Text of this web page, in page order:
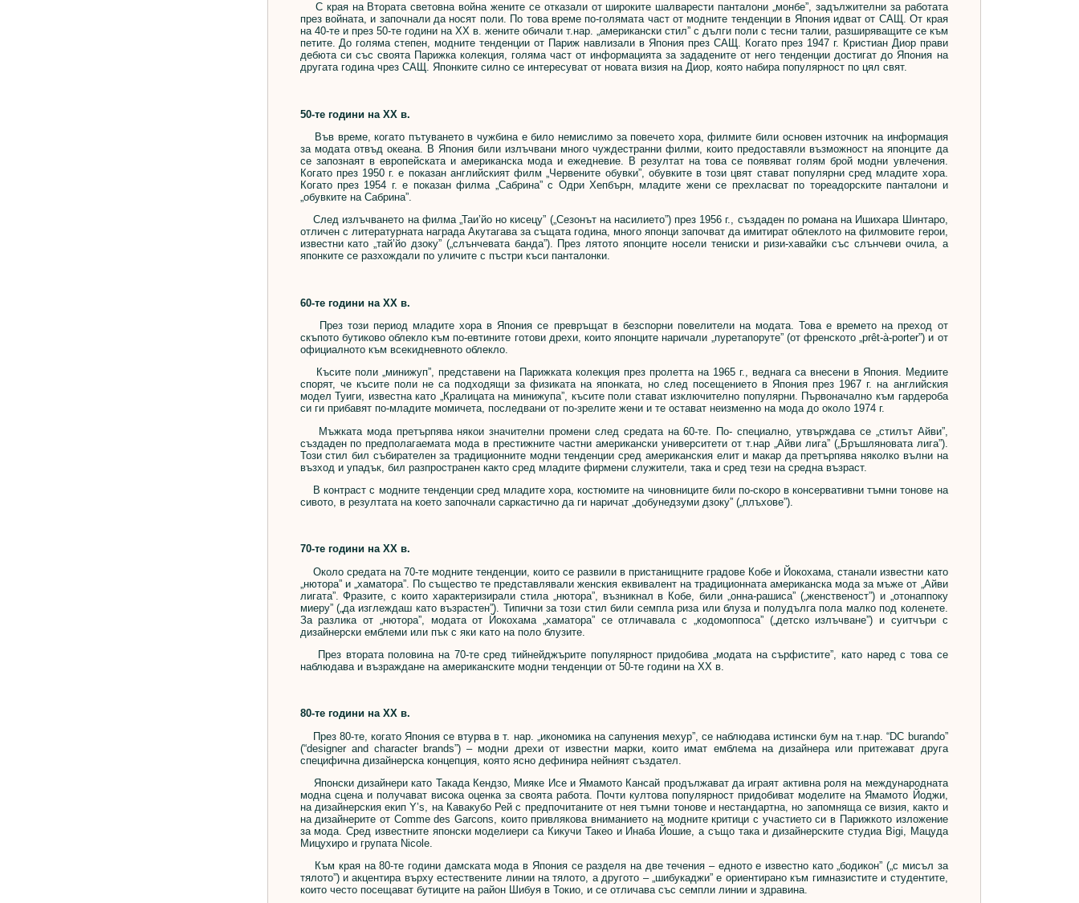
С края на Втората световна война жените се отказали от широките шалварести панталони „монбе”, задължителни за работата
през войната, и започнали да носят поли. По това време по-голямата част от модните тенденции в Япония идват от САЩ. От края
на 40-те и през 50-те години на ХХ в. жените обичали т.нар. „американски стил” с дълги поли с тесни талии, разширяващите се към
петите. До голяма степен, модните тенденции от Париж навлизали в Япония през САЩ. Когато през 1947 г. Кристиан Диор прави
дебюта си със своята Парижка колекция, голяма част от информацията за зададените от него тенденции достигат до Япония на
другата година чрез САЩ. Японките силно се интересуват от новата визия на Диор, която набира популярност по цял свят.
50-те години на ХХ в.
Във време, когато пътуването в чужбина е било немислимо за повечето хора, филмите били основен източник на информация
за модата отвъд океана. В Япония били излъчвани много чуждестранни филми, които предоставяли възможност на японците да
се запознаят в европейската и американска мода и ежедневие. В резултат на това се появяват голям брой модни увлечения.
Когато през 1950 г. е показан английският филм „Червените обувки”, обувките в този цвят стават популярни сред младите хора.
Когато през 1954 г. е показан филма „Сабрина” с Одри Хепбърн, младите жени се прехласват по тореадорските панталони и
„обувките на Сабрина”.
След излъчването на филма „Таи’йо но кисецу” („Сезонът на насилието”) през 1956 г., създаден по романа на Ишихара Шинтаро,
отличен с литературната награда Акутагава за същата година, много японци започват да имитират облеклото на филмовите герои,
известни като „тай’йо дзоку” („слънчевата банда”). През лятото японците носели тениски и ризи-хавайки със слънчеви очила, а
японките се разхождали по уличите с пъстри къси панталонки.
60-те години на ХХ в.
През този период младите хора в Япония се превръщат в безспорни повелители на модата. Това е времето на преход от
скъпото бутиково облекло към по-евтините готови дрехи, които японците наричали „пуретапоруте” (от френското „prêt-à-porter”) и от
официалното към всекидневното облекло.
Късите поли „минижуп”, представени на Парижката колекция през пролетта на 1965 г., веднага са внесени в Япония. Медиите
спорят, че късите поли не са подходящи за физиката на японката, но след посещението в Япония през 1967 г. на английския
модел Туиги, известна като „Кралицата на минижупа”, късите поли стават изключително популярни. Първоначално към гардероба
си ги прибавят по-младите момичета, последвани от по-зрелите жени и те остават неизменно на мода до около 1974 г.
Мъжката мода претърпява някои значителни промени след средата на 60-те. По- специално, утвърждава се „стилът Айви”,
създаден по предполагаемата мода в престижните частни американски университети от т.нар „Айви лига” („Бръшляновата лига”).
Този стил бил събирателен за традиционните модни тенденции сред американския елит и макар да претърпява няколко вълни на
възход и упадък, бил разпространен както сред младите фирмени служители, така и сред тези на средна възраст.
В контраст с модните тенденции сред младите хора, костюмите на чиновниците били по-скоро в консервативни тъмни тонове на
сивото, в резултата на което започнали саркастично да ги наричат „добунедзуми дзоку” („плъхове”).
70-те години на ХХ в.
Около средата на 70-те модните тенденции, които се развили в пристанищните градове Кобе и Йокохама, станали известни като
„нютора” и „хаматора”. По същество те представлявали женския еквивалент на традиционната американска мода за мъже от „Айви
лигата”. Фразите, с които характеризирали стила „нютора”, възникнал в Кобе, били „онна-рашиса” („женственост”) и „отонаппоку
миеру” („да изглеждаш като възрастен”). Типични за този стил били семпла риза или блуза и полудълга пола малко под коленете.
За разлика от „нютора”, модата от Йокохама „хаматора” се отличавала с „кодомоппоса” („детско излъчване”) и суитчъри с
дизайнерски емблеми или пък с яки като на поло блузите.
През втората половина на 70-те сред тийнейджърите популярност придобива „модата на сърфистите”, като наред с това се
наблюдава и възраждане на американските модни тенденции от 50-те години на ХХ в.
80-те години на ХХ в.
През 80-те, когато Япония се втурва в т. нар. „икономика на сапунения мехур”, се наблюдава истински бум на т.нар. “DC burando”
(“designer and character brands”) – модни дрехи от известни марки, които имат емблема на дизайнера или притежават друга
специфична дизайнерска концепция, която ясно дефинира нейният създател.
Японски дизайнери като Такада Кендзо, Мияке Исе и Ямамото Кансай продължават да играят активна роля на международната
модна сцена и получават висока оценка за своята работа. Почти култова популярност придобиват моделите на Ямамото Йоджи,
на дизайнерския екип Y’s, на Кавакубо Рей с предпочитаните от нея тъмни тонове и нестандартна, но запомняща се визия, както и
на дизайнерите от Comme des Garcons, които привлякова вниманието на модните критици с участието си в Парижкото изложение
за мода. Сред известните японски моделиери са Кикучи Такео и Инаба Йошие, а също така и дизайнерските студиа Bigi, Мацуда
Мицухиро и групата Nicole.
Към края на 80-те години дамската мода в Япония се разделя на две течения – едното е известно като „бодикон” („с мисъл за
тялото”) и акцентира върху естествените линии на тялото, а другото – „шибукаджи” е ориентирано към гимназистите и студентите,
които често посещават бутиците на район Шибуя в Токио, и се отличава със семпли линии и здравина.